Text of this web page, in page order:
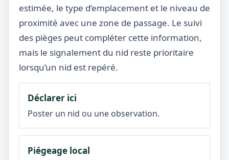
estimée, le type d’emplacement et le niveau de
proximité avec une zone de passage. Le suivi
des pièges peut compléter cette information,
mais le signalement du nid reste prioritaire
lorsqu’un nid est repéré.
Déclarer ici
Poster un nid ou une observation.
Piégeage local